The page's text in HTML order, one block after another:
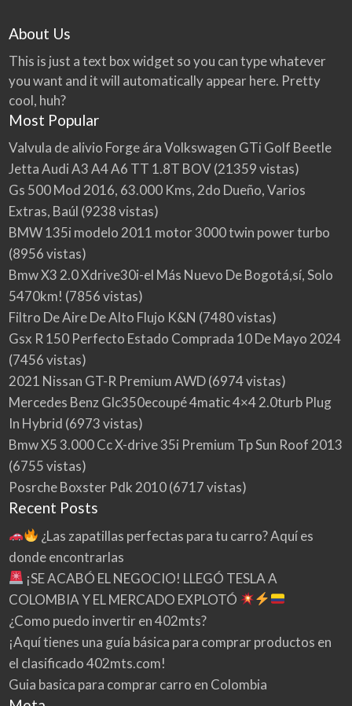
About Us
This is just a text box widget so you can type whatever
you want and it will automatically appear here. Pretty
cool, huh?
Most Popular
Valvula de alivio Forge ára Volkswagen GTi Golf Beetle
Jetta Audi A3 A4 A6 TT 1.8T BOV(21359 vistas)
Gs 500 Mod 2016, 63.000 Kms, 2do Dueño, Varios
Extras, Baúl (9238 vistas)
BMW 135i modelo 2011 motor 3000 twin power turbo
(8956 vistas)
Bmw X3 2.0 Xdrive30i-el Más Nuevo De Bogotá,sí, Solo
5470km! (7856 vistas)
Filtro De Aire De Alto Flujo K&N (7480 vistas)
Gsx R 150 Perfecto Estado Comprada 10 De Mayo 2024
(7456 vistas)
2021 Nissan GT-R Premium AWD(6974 vistas)
Mercedes Benz Glc350ecoupé 4matic 4×4 2.0turb Plug
In Hybrid (6973 vistas)
Bmw X5 3.000 Cc X-drive 35i Premium Tp Sun Roof 2013
(6755 vistas)
Posrche Boxster Pdk 2010(6717 vistas)
Recent Posts
¿Las zapatillas perfectas para tu carro? Aquí es
donde encontrarlas
¡SE ACABÓ EL NEGOCIO! LLEGÓ TESLA A
COLOMBIA Y EL MERCADO EXPLOTÓ
¿Como puedo invertir en 402mts?
¡Aquí tienes una guía básica para comprar productos en
el clasificado 402mts.com!
Guia basica para comprar carro en Colombia